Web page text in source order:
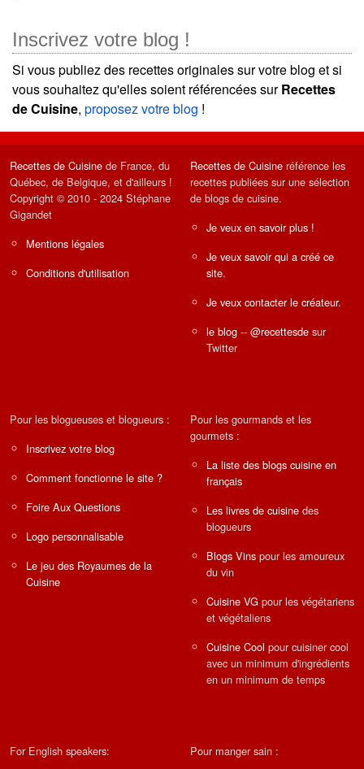
Inscrivez votre blog !
Si vous publiez des recettes originales sur votre blog et si
vous souhaitez qu'elles soient référencées surRecettes
de Cuisine, proposez votre blog !
Recettes de Cuisine de France, du
Québec, de Belgique, et d'ailleurs !
Copyright © 2010 - 2024 Stéphane
Gigandet
Mentions légales
Conditions d'utilisation
Recettes de Cuisine référence les
recettes publiées sur une sélection
de blogs de cuisine.
Je veux en savoir plus !
Je veux savoir qui a créé ce
site.
Je veux contacter le créateur.
le blog -- @recettesde sur
Twitter
Pour les blogueuses et blogueurs :
Inscrivez votre blog
Comment fonctionne le site ?
Foire Aux Questions
Logo personnalisable
Le jeu des Royaumes de la
Cuisine
Pour les gourmands et les
gourmets :
La liste des blogs cuisine en
français
Les livres de cuisine des
blogueurs
Blogs Vins pour les amoureux
du vin
Cuisine VG pour les végétariens
et végétaliens
Cuisine Cool pour cuisiner cool
avec un minimum d'ingrédients
en un minimum de temps
For English speakers: Pour manger sain :